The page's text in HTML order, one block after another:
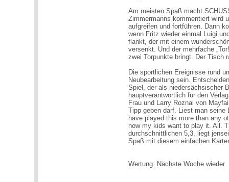
Am meisten Spaß macht
Zimmermanns kommentiert wird
aufgreifen und fortführen. Dann
wenn Fritz wieder einmal Luigi
flankt, der mit einem
versenkt. Und der mehrfache
zwei Torpunkte bringt. Der Tisch
Die sportlichen Ereignisse rund
Neubearbeitung sein.
Spiel, der als niedersächsischer
hauptverantwortlich für den
Frau und Larry Roznai von
Tipp geben darf. Liest man seine
have played this more than any
now my kids want to play it. All.
durchschnittlichen 5,3, liegt
Spaß mit diesem einfachen
Wertung: Nächste Woche wieder